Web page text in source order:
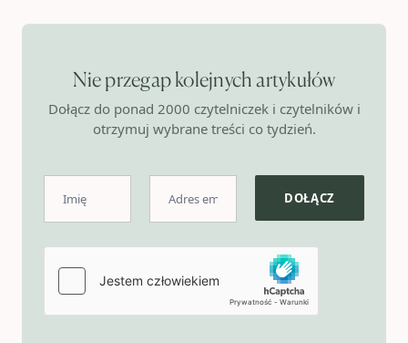
Nie przegap kolejnych artykułów
Dołącz do ponad 2000 czytelniczek i czytelników i
otrzymuj wybrane treści co tydzień.